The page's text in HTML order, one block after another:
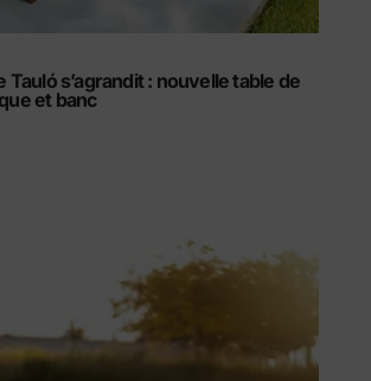
Tauló s’agrandit : nouvelle table de
et banc